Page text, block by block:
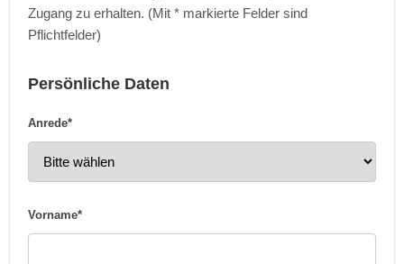
Zugang zu erhalten. (Mit * markierte Felder sind
Pflichtfelder)
Persönliche Daten
Anrede*
Vorname*